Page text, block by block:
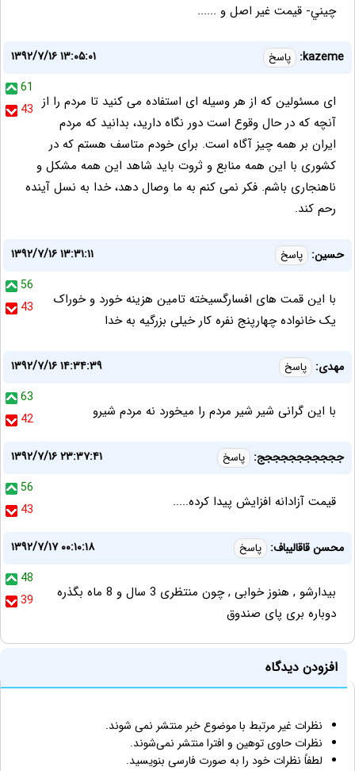
چيني- قيمت غير اصل و ......
kazeme: پاسخ
۱۳۹۲/۷/۱۶ ۱۳:۰۵:۰۱
61
43 ای مسئولین که از هر وسیله ای استفاده می کنید تا مردم را از
آنچه که در حال وقوع است دور نگاه دارید، بدانید که مردم
ایران بر همه چیز آگاه است. برای خودم متاسف هستم که در
کشوری با این همه منابع و ثروت باید شاهد این همه مشکل و
ناهنجاری باشم. فکر نمی کنم به ما وصال دهد، خدا به نسل آینده
رحم کند.
حسین: پاسخ
۱۳۹۲/۷/۱۶ ۱۳:۳۱:۱۱
56
43
با این قمت های افسارگسیخته تامین هزینه خورد و خوراک
یک خانواده چهارپنج نفره کار خیلی بزرگیه به خدا
مهدی: پاسخ
۱۳۹۲/۷/۱۶ ۱۴:۳۴:۳۹
63
42
با این گرانی شیر شیر مردم را میخورد نه مردم شیرو
ججججججججججج: پاسخ
۱۳۹۲/۷/۱۶ ۲۳:۳۷:۴۱
56
43
قیمت آزادانه افزایش پیدا کرده.....
محسن قاقالیباف: پاسخ
۱۳۹۲/۷/۱۷ ۰۰:۱۰:۱۸
48
39
بیدارشو , هنوز خوابی , چون منتظری 3 سال و 8 ماه بگذره
دوباره بری پای صندوق
افزودن دیدگاه
نظرات غیر مرتبط با موضوع خبر منتشر نمی شوند.
نظرات حاوی توهین و افترا منتشر نمی‌شوند.
لطفاً نظرات خود را به صورت فارسی بنویسید.